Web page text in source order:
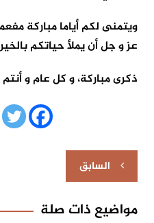
ويتمنى لكم أياما مباركة
عز و جل أن يملأ حياتكم
ذكرى مباركة، و كل عام و أنتم
تصفّح
المقالات
السابق
مواضيع ذات صلة